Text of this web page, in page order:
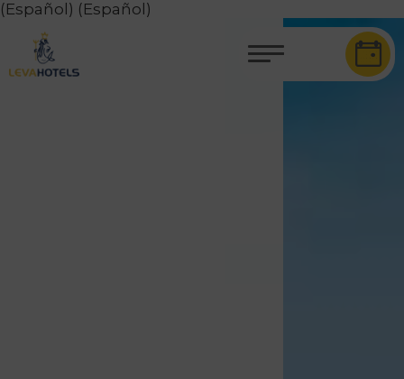
(Español) (Español)